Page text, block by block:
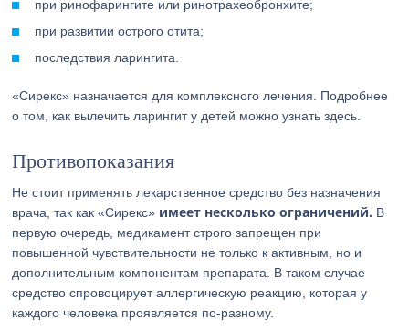
при ринофарингите или ринотрахеобронхите;
при развитии острого отита;
последствия ларингита.
«Сирекс» назначается для комплексного лечения. Подробнее
о том, как вылечить ларингит у детей можно узнать здесь.
Противопоказания
Не стоит применять лекарственное средство без назначения
врача, так как «Сирекс» имеет несколько ограничений. В
первую очередь, медикамент строго запрещен при
повышенной чувствительности не только к активным, но и
дополнительным компонентам препарата. В таком случае
средство спровоцирует аллергическую реакцию, которая у
каждого человека проявляется по-разному.